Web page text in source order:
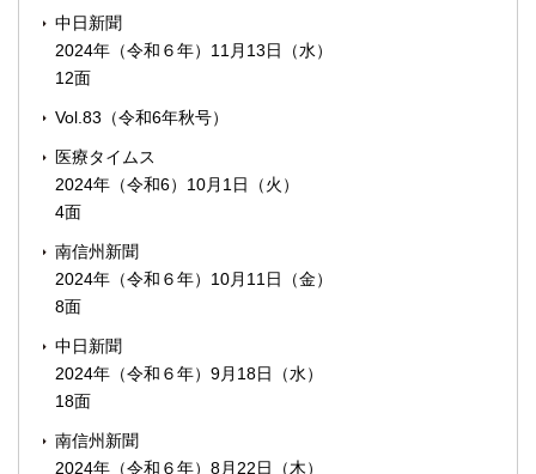
中日新聞
2024年（令和６年）11月13日（水）
12面
Vol.83（令和6年秋号）
医療タイムス
2024年（令和6）10月1日（火）
4面
南信州新聞
2024年（令和６年）10月11日（金）
8面
中日新聞
2024年（令和６年）9月18日（水）
18面
南信州新聞
2024年（令和６年）8月22日（木）